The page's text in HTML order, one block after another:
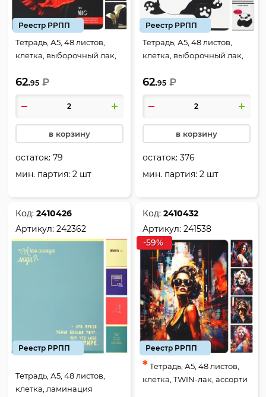
Реестр РРПП
Тетрадь, А5, 48 листов,
клетка, выборочный лак,
ассорти 5 видов, КОКОС,
Цветочный шик, 241531
62.95 ₽
в корзину
остаток:79
мин. партия: 2 шт
Реестр РРПП
Тетрадь, А5, 48 листов,
клетка, выборочный лак,
ассорти 5 видов, КОКОС,
Тетрадь Пандыча, 242361
62.95 ₽
в корзину
остаток:376
мин. партия: 2 шт
Код:2410426
Артикул:242362
Реестр РРПП
Тетрадь, А5, 48 листов,
клетка, ламинация
Код:2410432
Артикул:241538
-59%
Реестр РРПП
*Тетрадь, А5, 48 листов,
клетка, TWIN-лак, ассорти